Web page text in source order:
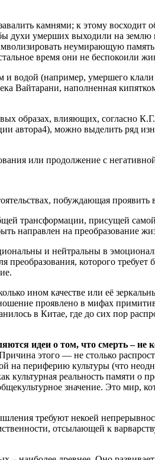
камнями; к этому
духи умерших выходили на
неумирающую
время они не беспокоили
водой (например, умершего
Вайтарани, наполненная
образах, влияющих, согласно
автора4), можно выделить
или продолжение с
побуждающая
трансформации, присущей
направлен на преобразование
и нейтральны в
преобразования, которого
ином качестве или её
проявлено в мифах
в Китае, где до сих пор
идеи о том, что смерть – не
этого — не столько
на периферию культуры (что
культурная реальность
значение. Это мир,
требуют некоей
отсылающей к